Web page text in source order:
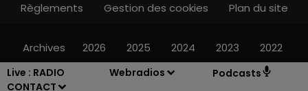
Live : RADIO
CONTACT
Webradios Podcasts
Règlements
Gestion des cookies Plan du site
Archives 2026 2025 2024 2023 2022